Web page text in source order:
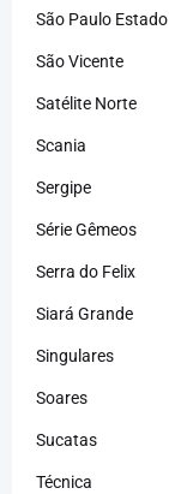
São Paulo Estado
São Vicente
Satélite Norte
Scania
Sergipe
Série Gêmeos
Serra do Felix
Siará Grande
Singulares
Soares
Sucatas
Técnica